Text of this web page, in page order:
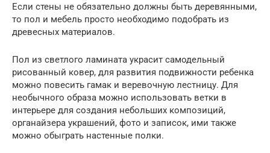
Если стены не обязательно должны быть деревянными,
то пол и мебель просто необходимо подобрать из
древесных материалов.
Пол из светлого ламината украсит самодельный
рисованный ковер, для развития подвижности ребенка
можно повесить гамак и веревочную лестницу. Для
необычного образа можно использовать ветки в
интерьере для создания небольших композиций,
органайзера украшений, фото и записок, ими также
можно обыграть настенные полки.